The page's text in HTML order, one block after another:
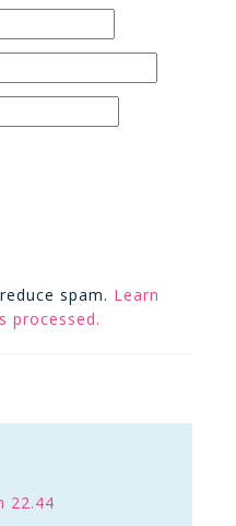
spam. Learn
processed.
22.44